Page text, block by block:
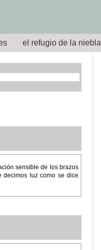
el refugio de la niebla
sensible de los brazos
decimos luz como se dice